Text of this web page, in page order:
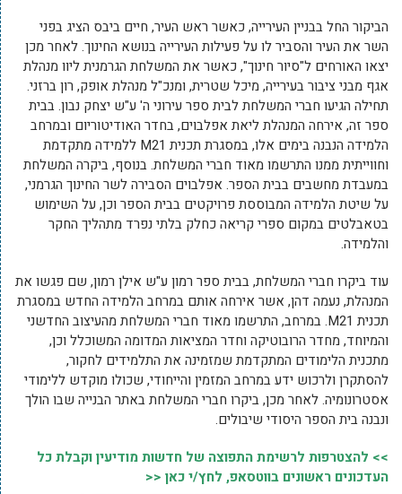
הביקור החל בבניין העירייה, כאשר ראש העיר, חיים ביבס הציג בפני
השר את העיר והסביר לו על פעילות העירייה בנושא החינוך. לאחר מכן
יצאו האורחים ל"סיור חינוך", כאשר את המשלחת הגרמנית ליוו מנהלת
אגף מבני ציבור בעירייה, מיכל שטרית, ומנכ"ל מנהלת אופק, רון ברזני.
תחילה הגיעו חברי המשלחת לבית ספר עירוני ה' ע"ש יצחק נבון. בבית
ספר זה, אירחה המנהלת ליאת אפלבוים, בחדר האודיטוריום ובמרחב
הלמידה הנבנה בימים אלו, במסגרת תכנית M21 ללמידה מתקדמת
וחווייתית ממנו התרשמו מאוד חברי המשלחת. בנוסף, ביקרה המשלחת
במעבדת מחשבים בבית הספר. אפלבוים הסבירה לשר החינוך הגרמני,
על שיטת הלמידה המבוססת פרויקטים בבית הספר וכן, על השימוש
בטאבלטים במקום ספרי קריאה כחלק בלתי נפרד מתהליך החקר
והלמידה.
עוד ביקרו חברי המשלחת, בבית ספר רמון ע"ש אילן רמון, שם פגשו את
המנהלת, נעמה דהן, אשר אירחה אותם במרחב הלמידה החדש במסגרת
תכנית M21. במרחב, התרשמו מאוד חברי המשלחת מהעיצוב החדשני
והמיוחד, מחדר הרובוטיקה וחדר המציאות המדומה המשוכלל וכן,
מתכנית הלימודים המתקדמת שמזמינה את התלמידים לחקור,
להסתקרן ולרכוש ידע במרחב המזמין והייחודי, שכולו מוקדש ללימודי
אסטרונומיה. לאחר מכן, ביקרו חברי המשלחת באתר הבנייה שבו הולך
ונבנה בית הספר היסודי שיבולים.
>> להצטרפות לרשימת התפוצה של חדשות מודיעין וקבלת כל
העדכונים ראשונים בווטסאפ, לחץ/י כאן <<